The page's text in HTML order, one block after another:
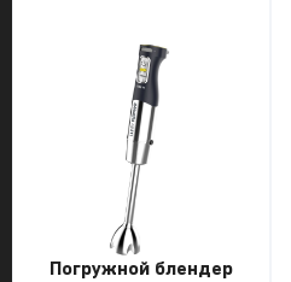
Погружной блендер